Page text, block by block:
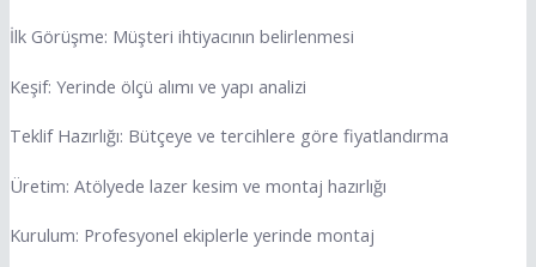
İlk Görüşme: Müşteri ihtiyacının belirlenmesi
Keşif: Yerinde ölçü alımı ve yapı analizi
Teklif Hazırlığı: Bütçeye ve tercihlere göre fiyatlandırma
Üretim: Atölyede lazer kesim ve montaj hazırlığı
Kurulum: Profesyonel ekiplerle yerinde montaj